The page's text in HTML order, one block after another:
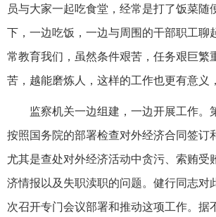
员与大家一起吃食堂，经常是打了饭菜随
下，一边吃饭，一边与周围的干部职工聊
常教育我们，虽然条件艰苦，任务艰巨繁
苦，越能磨炼人，这样的工作也更有意义
监察机关一边组建，一边开展工作。
按照国务院的部署检查对外经济合同签订
尤其是查处对外经济活动中贪污、索贿受
济情报以及失职渎职的问题。健行同志对
次召开专门会议部署和推动这项工作。据